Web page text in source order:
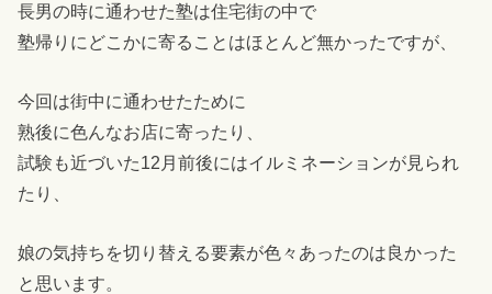
長男の時に通わせた塾は住宅街の中で
塾帰りにどこかに寄ることはほとんど無かったですが、
今回は街中に通わせたために
熟後に色んなお店に寄ったり、
試験も近づいた12月前後にはイルミネーションが見られ
たり、
娘の気持ちを切り替える要素が色々あったのは良かった
と思います。